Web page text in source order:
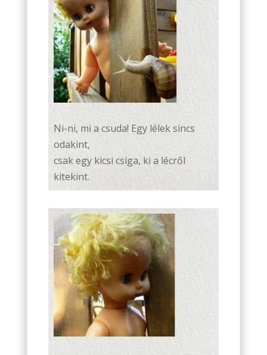
Ni-ni, mi a csuda! Egy lélek sincs
odakint,
csak egy kicsi csiga, ki a lécről
kitekint.